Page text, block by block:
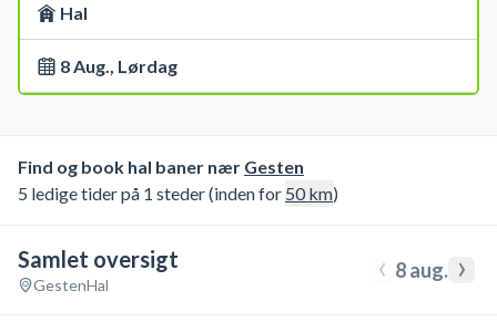
Hal
8 Aug., Lørdag
Find og book hal baner nær Gesten
5 ledige tider på 1 steder (inden for 50km)
Samlet oversigt
GestenHal ‹ 8 aug. ›